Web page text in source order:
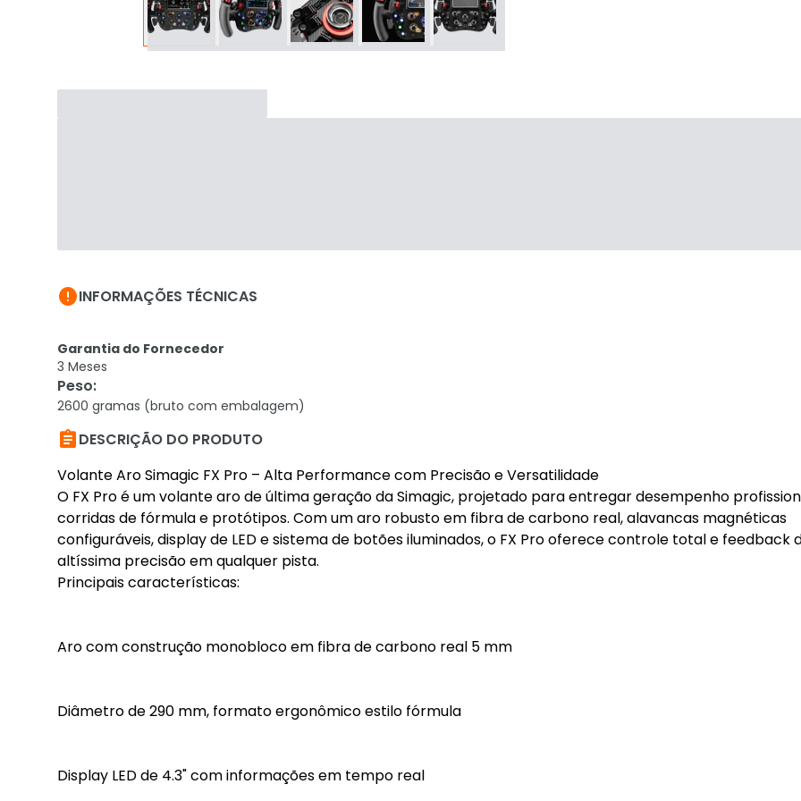
INFORMAÇÕES TÉCNICAS
Garantia do Fornecedor
3 Meses
Peso:
2600 gramas (bruto com embalagem)
DESCRIÇÃO DO PRODUTO
Volante Aro Simagic FX Pro – Alta Performance com Precisão e Versatilidade
O FX Pro é um volante aro de última geração da Simagic, projetado para entregar desempenho
corridas de fórmula e protótipos. Com um aro robusto em fibra de carbono real, alavancas magnéticas
configuráveis, display de LED e sistema de botões iluminados, o FX Pro oferece controle total e feedback
altíssima precisão em qualquer pista.
Principais características:
Aro com construção monobloco em fibra de carbono real 5 mm
Diâmetro de 290 mm, formato ergonômico estilo fórmula
Display LED de 4.3" com informações em tempo real